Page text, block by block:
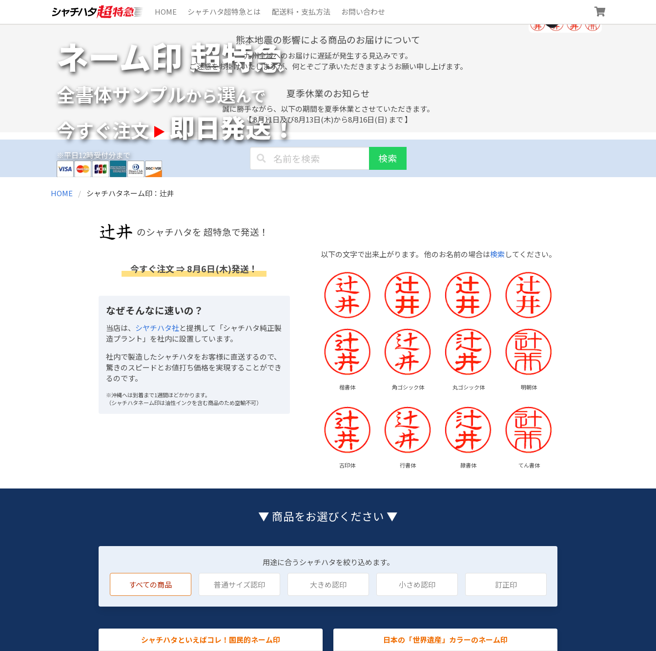
HOME シャチハタ超特急とは 配送料・支払方法 お問い合わせ
ネーム印 超特急
全書体サンプルから選んで
今すぐ注文 即日発送！
※平日12時受付分まで
熊本地震の影響による商品のお届けについて
九州全域へのお届けに遅延が発生する見込みです。
ご迷惑をお掛けいたしますが、何とぞご了承いただきますようお願い申し上げます。
夏季休業のお知らせ
誠に勝手ながら、以下の期間を夏季休業とさせていただきます。
【 8月11日及び8月13日(木)から8月16日(日) まで 】
検索
HOME シャチハタネーム印：辻井
のシャチハタを 超特急で発送！
以下の文字で出来上がります。 他のお名前の場合は検索してください。
楷書体 角ゴシック体 丸ゴシック体 明朝体
古印体 行書体 隷書体 てん書体
今すぐ注文 ⇒ 8月6日(木)発送！
なぜそんなに速いの？
当店は、 シヤチハタ社と提携して「シャチハタ純正製
造プラント」を社内に設置しています。
社内で製造したシャチハタをお客様に直送するので、
驚きのスピードとお値打ち価格を実現することができ
るのです。
※沖縄へは到着まで1週間ほどかかります。
（シャチハタネーム印は油性インクを含む商品のため空輸不可）
▼ 商品をお選びください ▼
用途に合うシャチハタを絞り込めます。
すべての商品 普通サイズ認印 大きめ認印 小さめ認印 訂正印
シャチハタといえばコレ！国民的ネーム印 日本の「世界遺産」カラーのネーム印